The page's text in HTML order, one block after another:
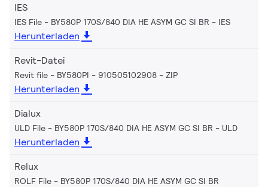
IES
IES File - BY580P 170S/840 DIA HE ASYM GC SI BR IES
Herunterladen
Revit-Datei
Revit file - BY580PI - 910505102908 ZIP
Herunterladen
Dialux
ULD File - BY580P 170S/840 DIA HE ASYM GC SI BR ULD
Herunterladen
Relux
ROLF File - BY580P 170S/840 DIA HE ASYM GC SI BR